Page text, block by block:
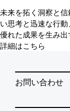
未来を拓く洞察と
い思考と迅速な行動
優れた成果を生み出
詳細はこちら
お問い合わせ